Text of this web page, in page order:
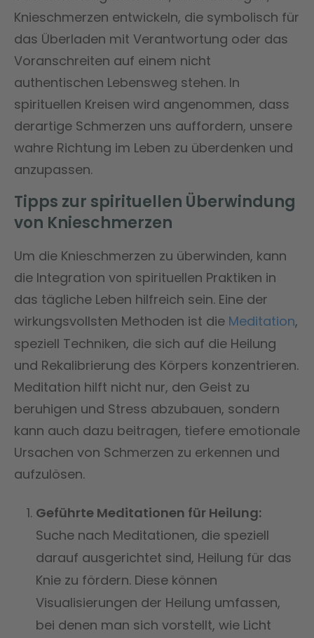
Knieschmerzen entwickeln, die symbolisch für
das Überladen mit Verantwortung oder das
Voranschreiten auf einem nicht
authentischen Lebensweg stehen. In
spirituellen Kreisen wird angenommen, dass
derartige Schmerzen uns auffordern, unsere
wahre Richtung im Leben zu überdenken und
anzupassen.
Tipps zur spirituellen Überwindung
von Knieschmerzen
Um die Knieschmerzen zu überwinden, kann
die Integration von spirituellen Praktiken in
das tägliche Leben hilfreich sein. Eine der
wirkungsvollsten Methoden ist die Meditation,
speziell Techniken, die sich auf die Heilung
und Rekalibrierung des Körpers konzentrieren.
Meditation hilft nicht nur, den Geist zu
beruhigen und Stress abzubauen, sondern
kann auch dazu beitragen, tiefere emotionale
Ursachen von Schmerzen zu erkennen und
aufzulösen.
Geführte Meditationen für Heilung:
Suche nach Meditationen, die speziell
darauf ausgerichtet sind, Heilung für das
Knie zu fördern. Diese können
Visualisierungen der Heilung umfassen,
bei denen man sich vorstellt, wie Licht